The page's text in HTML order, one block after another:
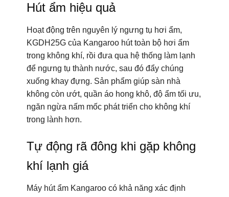
Hút ẩm hiệu quả
Hoạt động trên nguyên lý ngưng tụ hơi ẩm,
KGDH25G của Kangaroo hút toàn bộ hơi ẩm
trong không khí, rồi đưa qua hệ thống làm lạnh
để ngưng tụ thành nước, sau đó đẩy chúng
xuống khay đựng. Sản phẩm giúp sàn nhà
không còn ướt, quần áo hong khô, độ ẩm tối ưu,
ngăn ngừa nấm mốc phát triển cho không khí
trong lành hơn.
Tự động rã đông khi gặp không
khí lạnh giá
Máy hút ẩm Kangaroo có khả năng xác định